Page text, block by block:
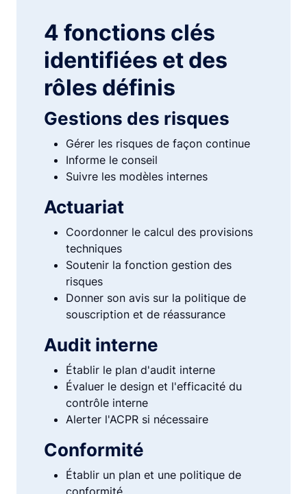
4 fonctions clés
identifiées et des
rôles définis
Gestions des risques
Gérer les risques de façon continue
Informe le conseil
Suivre les modèles internes
Actuariat
Coordonner le calcul des provisions
techniques
Soutenir la fonction gestion des
risques
Donner son avis sur la politique de
souscription et de réassurance
Audit interne
Établir le plan d'audit interne
Évaluer le design et l'efficacité du
contrôle interne
Alerter l'ACPR si nécessaire
Conformité
Établir un plan et une politique de
conformité